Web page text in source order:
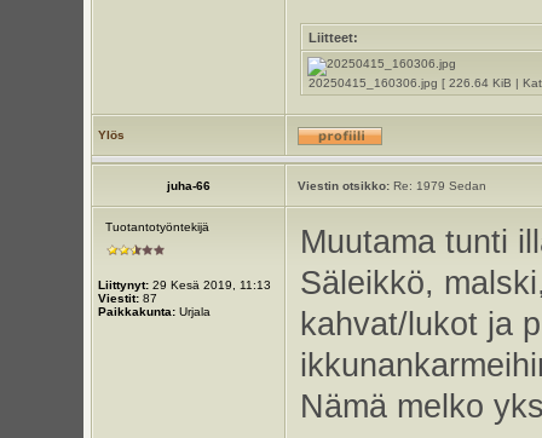
Liitteet:
20250415_160306.jpg [ 226.64 KiB |
Ylös
juha-66 Viestin otsikko:Re: 1979 Sedan
Tuotantotyöntekijä
Liittynyt:29 Kesä 2019, 11:13
Viestit:87
Paikkakunta:Urjala
Muutama tunti
Säleikkö,
kahvat/lukot ja
Nämä melko